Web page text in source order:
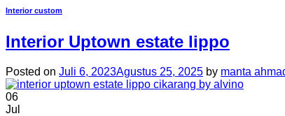
Interior custom
Interior Uptown estate lippo
Posted on Juli 6, 2023Agustus 25, 2025 by manta
06
Jul